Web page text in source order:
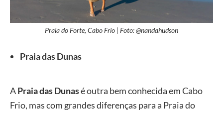
Praia do Forte, Cabo Frio | Foto: @nandahudson
Praia das Dunas
APraia das Dunasé outra bem conhecida em Cabo
Frio, mas com grandes diferenças para a Praia do